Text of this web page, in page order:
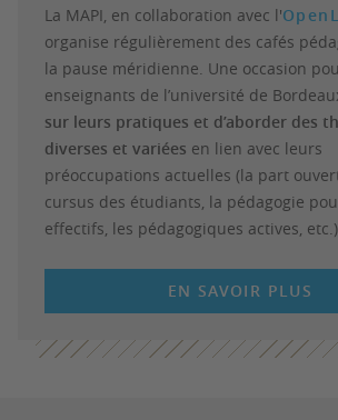
La MAPI, en collaboration avec l'
organise régulièrement des cafés
la pause méridienne. Une occasion
enseignants de l’université de
sur leurs pratiques et d’aborder des
diverses et variées en lien avec leurs
préoccupations actuelles (la part
cursus des étudiants, la pédagogie
effectifs, les pédagogiques actives,
EN SAVOIR PLUS